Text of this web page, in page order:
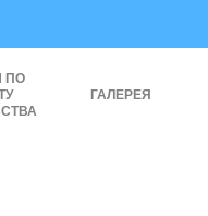
ПО
ГАЛЕРЕЯ